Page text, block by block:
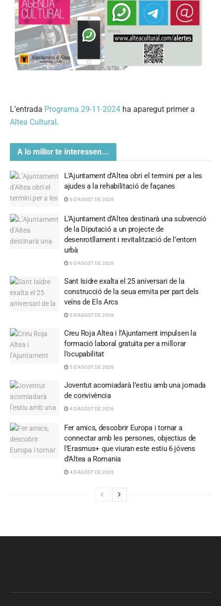
L’entrada Programa 29-11-2024 ha aparegut primer a
Altea Cultural.
A lo millor te interessen...
L’Ajuntament d’Altea obri el termini per a les
ajudes a la rehabilitació de façanes
6 D'AGOST DE 2026
L’Ajuntament d’Altea destinarà una subvenció
de la Diputació a un projecte de
desenrotllament i revitalització de l’entorn
urbà
6 D'AGOST DE 2026
Sant Isidre exalta el 25 aniversari de la
construcció de la seua ermita per part dels
veïns de Els Arcs
5 D'AGOST DE 2026
Creu Roja Altea i l’Ajuntament impulsen la
formació laboral gratuïta per a millorar
l’ocupabilitat
5 D'AGOST DE 2026
Joventut acomiadarà l’estiu amb una jornada
de convivència
4 D'AGOST DE 2026
Fer amics, descobrir Europa i tornar a
connectar amb les persones, objectius de
l’Erasmus+ que viuran este estiu 6 jóvens
d’Altea a Romania
4 D'AGOST DE 2026